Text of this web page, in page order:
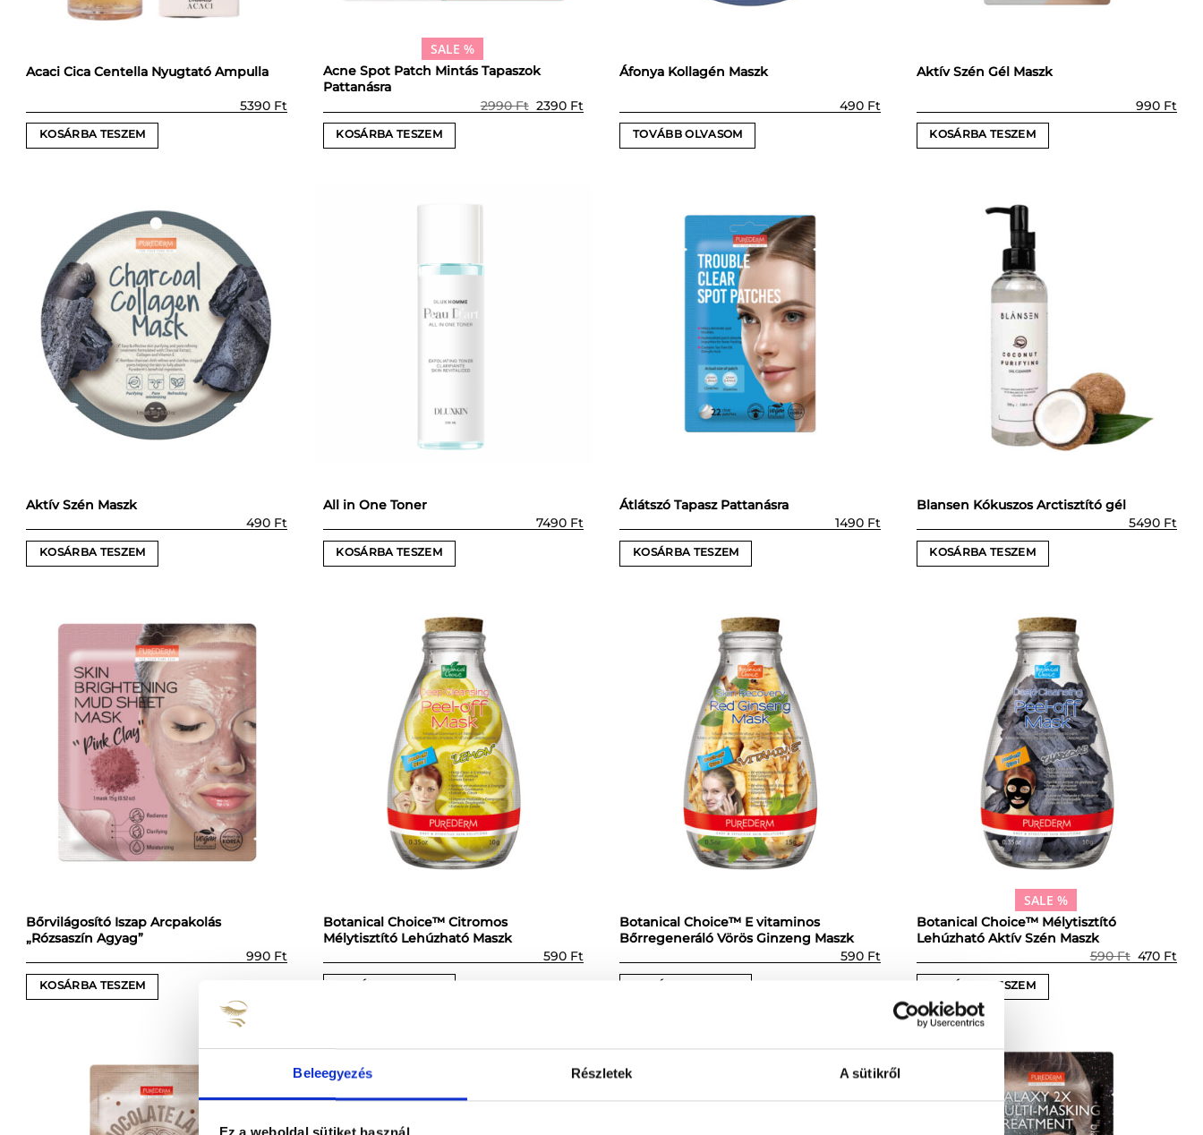
Beleegyezés Részletek A sütikről
Acaci Cica Centella Nyugtató Ampulla
5390 Ft
KOSÁRBA TESZEM
SALE %
Acne Spot Patch Mintás Tapaszok
Pattanásra
2990Ft Prețul
inițial
2390 Ft
curent
KOSÁRBA TESZEM
Áfonya Kollagén Maszk
490 Ft
TOVÁBB OLVASOM
Aktív Szén Gél Maszk
990 Ft
KOSÁRBA TESZEM
Aktív Szén Maszk
490 Ft
KOSÁRBA TESZEM
All in One Toner
7490 Ft
KOSÁRBA TESZEM
Átlátszó Tapasz Pattanásra
1490 Ft
KOSÁRBA TESZEM
Blansen Kókuszos Arctisztító gél
5490 Ft
KOSÁRBA TESZEM
Bőrvilágosító Iszap Arcpakolás
„Rózsaszín Agyag”
990 Ft
KOSÁRBA TESZEM
Botanical Choice™ Citromos
Mélytisztító Lehúzható Maszk
590 Ft
KOSÁRBA TESZEM
Botanical Choice™ E vitaminos
Bőrregeneráló Vörös Ginzeng Maszk
590 Ft
KOSÁRBA TESZEM
SALE %
Botanical Choice™ Mélytisztító
Lehúzható Aktív Szén Maszk
590Ft Prețul
inițial
470 Ft
KOSÁRBA TESZEM